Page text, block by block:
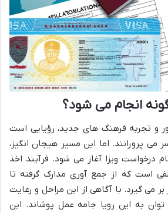
انجام می شود؟
و تجربه فرهنگ های جدید، رؤیایی است
می پرورانند. اما این مسیر هیجان انگیز،
درخواست ویزا آغاز می شود. فرآیند اخذ
است که از جمع آوری مدارک گرفته تا
می گیرد. با آگاهی از این مراحل و رعایت
به این رویا جامه عمل پوشاند. این